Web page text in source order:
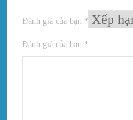
Đánh giá của bạn *
Đánh giá của bạn *